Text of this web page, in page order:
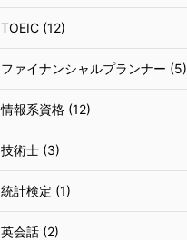
TOEIC (12)
ファイナンシャルプランナー (5)
情報系資格 (12)
技術士 (3)
統計検定 (1)
英会話 (2)